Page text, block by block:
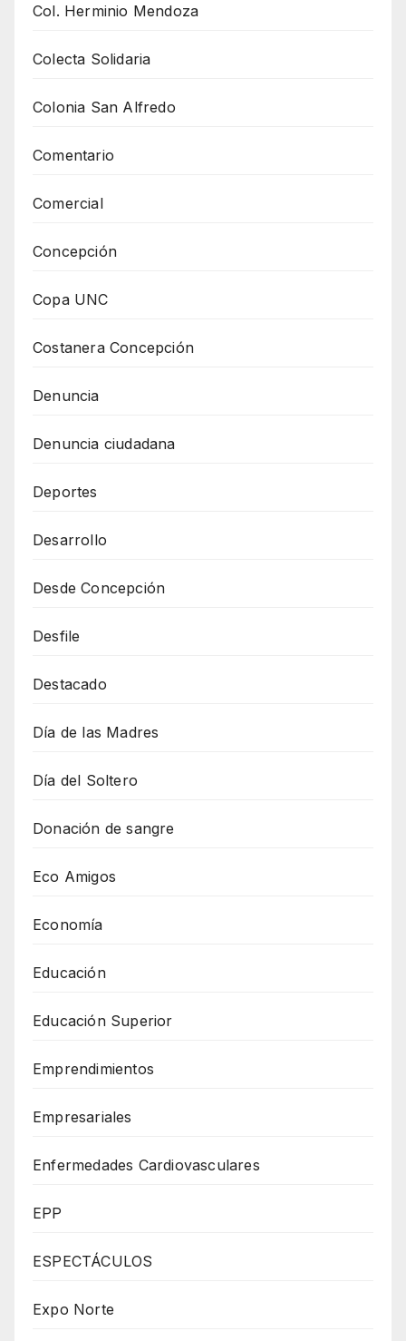
Col. Herminio Mendoza
Colecta Solidaria
Colonia San Alfredo
Comentario
Comercial
Concepción
Copa UNC
Costanera Concepción
Denuncia
Denuncia ciudadana
Deportes
Desarrollo
Desde Concepción
Desfile
Destacado
Día de las Madres
Día del Soltero
Donación de sangre
Eco Amigos
Economía
Educación
Educación Superior
Emprendimientos
Empresariales
Enfermedades Cardiovasculares
EPP
ESPECTÁCULOS
Expo Norte